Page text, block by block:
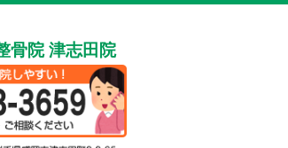
骨院 津志田院